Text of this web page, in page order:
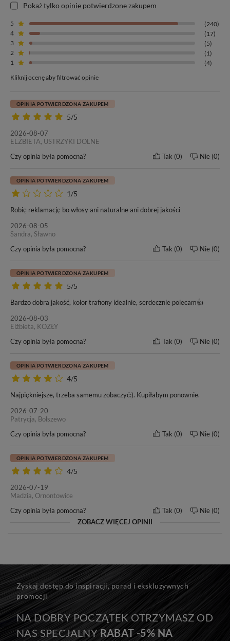
W tej ofercie kupujesz włosy o długości 50cm– oceń czy to
Naszym włosom zaufało wielu klientów oraz salonów
fryzjerskich w kraju i poza granicami Polski. Od wielu lat
satysfakcja” . Przekonaj się i Ty o doskonałej jakości włosów
Do każdego zakupu dołączamy ulotkę dotyczącą zasad
pielęgnacji i użytkowania włosów marki BestHair.
Pokaż tylko opinie potwierdzone zakupem
5
(240)
4
(17)
3
(5)
2
(1)
1
(4)
Kliknij ocenę aby filtrować opinie
5/5
OPINIA POTWIERDZONA ZAKUPEM
2026-08-07
ELŻBIETA, USTRZYKI DOLNE
Czy opinia była pomocna?
Tak 0 Nie 0
1/5
OPINIA POTWIERDZONA ZAKUPEM
Robię reklamację bo włosy ani naturalne ani dobrej jakości
2026-08-05
Sandra, Sławno
Czy opinia była pomocna?
Tak 0 Nie 0
5/5
OPINIA POTWIERDZONA ZAKUPEM
Bardzo dobra jakość, kolor trafiony idealnie, serdecznie polecam👍
2026-08-03
Elżbieta, KOZŁY
Czy opinia była pomocna?
Tak 0 Nie 0
4/5
OPINIA POTWIERDZONA ZAKUPEM
Najpiękniejsze, trzeba samemu zobaczyć:). Kupiłabym ponownie.
2026-07-20
Patrycja, Bolszewo
Czy opinia była pomocna?
Tak 0 Nie 0
4/5
OPINIA POTWIERDZONA ZAKUPEM
2026-07-19
Madzia, Ornontowice
Czy opinia była pomocna?
Tak 0 Nie 0
ZOBACZ WIĘCEJ OPINII
Zyskaj dostęp do inspiracji, porad i ekskluzywnych
promocji
NA DOBRY POCZĄTEK OTRZYMASZ OD
NAS SPECJALNYRABAT -5% NA